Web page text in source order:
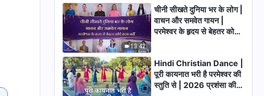
13:42
चीनी सीखते दुनिया भर के लोग |
वाचन और समवेत गायन |
परमेश्वर के हृदय से बेहतर कोई
Hindi Christian Dance |
पूरी कायनात भरी है परमेश्वर की
स्तुति से | 2026 प्रशंसा की